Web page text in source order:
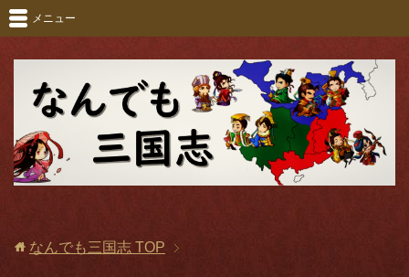
メニュー
なんでも三国志 TOP